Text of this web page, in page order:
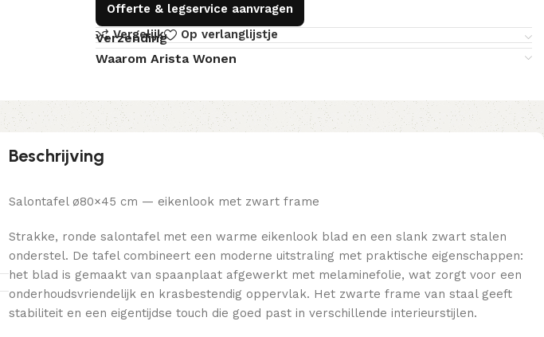
Offerte & legservice aanvragen
Vergelijk
Op verlanglijstje
Verzending
Waarom Arista Wonen
Beschrijving
Salontafel ø80×45 cm — eikenlook met zwart frame
Strakke, ronde salontafel met een warme eikenlook blad en een slank zwart stalen
onderstel. De tafel combineert een moderne uitstraling met praktische eigenschappen:
het blad is gemaakt van spaanplaat afgewerkt met melaminefolie, wat zorgt voor een
onderhoudsvriendelijk en krasbestendig oppervlak. Het zwarte frame van staal geeft
stabiliteit en een eigentijdse touch die goed past in verschillende interieurstijlen.